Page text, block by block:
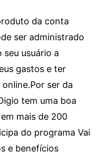
da conta
ser administrado
seu usuário a
gastos e ter
Por ser da
tem uma boa
mais de 200
do programa Vai
e benefícios